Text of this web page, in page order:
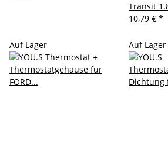
Transit
10,79 €*
Auf Lager Auf Lager